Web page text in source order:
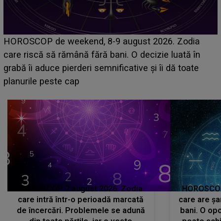
Emanuel a ținut ACEST DETALIU ASCUNS până
acum! În fața Alexandrei, concurentul din Casa Iubirii
face o MĂRTURISIRE NEAȘTEPTATĂ despre mama
sa: "I-am spus și ei în față, eu nu te iubesc pentru
HOROSCOP 7 august 2026. Zodia
care intră într-o perioadă marcată
de încercări. Problemele se adună
care are
bani. O